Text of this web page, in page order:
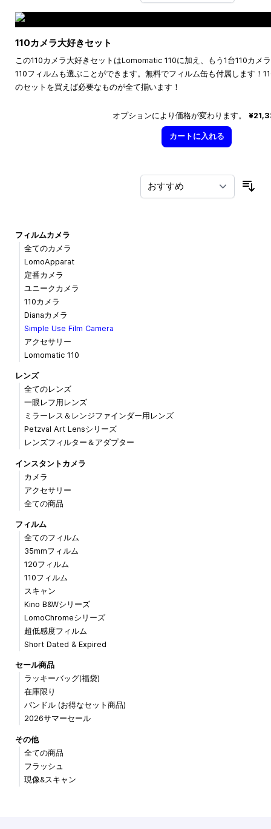
110カメラ大好きセット
この110カメラ大好きセットはLomomatic 110に加え、もう1台110カメ
110フィルムも選ぶことができます。無料でフィルム缶も付属します！
のセットを買えば必要なものが全て揃います！
オプションにより価格が変わります。
カートに入れる
フィルムカメラ
全てのカメラ
LomoApparat
定番カメラ
ユニークカメラ
110カメラ
Dianaカメラ
Simple Use Film Camera
アクセサリー
Lomomatic 110
レンズ
全てのレンズ
一眼レフ用レンズ
ミラーレス＆レンジファインダー用レンズ
Petzval Art Lensシリーズ
レンズフィルター＆アダプター
インスタントカメラ
カメラ
アクセサリー
全ての商品
フィルム
全てのフィルム
35mmフィルム
120フィルム
110フィルム
スキャン
Kino B&Wシリーズ
LomoChromeシリーズ
超低感度フィルム
Short Dated & Expired
セール商品
ラッキーバッグ(福袋)
在庫限り
バンドル (お得なセット商品)
2026サマーセール
その他
全ての商品
フラッシュ
現像&スキャン